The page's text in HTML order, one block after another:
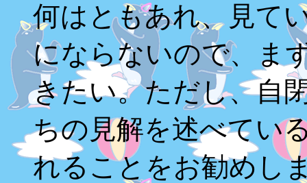
何はともあれ、見て
にならないので、ま
きたい。ただし、自
ちの見解を述べてい
れることをお勧めし